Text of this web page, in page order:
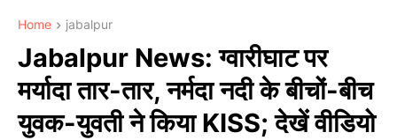
Home jabalpur
Jabalpur News: ग्वारीघाट पर
मर्यादा तार-तार, नर्मदा नदी के बीचों-बीच
युवक-युवती ने किया KISS; देखें वीडियो